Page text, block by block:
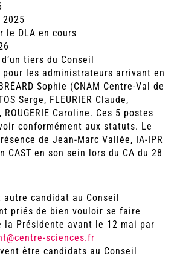
le DLA en cours
tiers du Conseil
pour les administrateurs arrivant en
Sophie (CNAM Centre-Val de
Serge, FLEURIER Claude,
ROUGERIE Caroline. Ces 5 postes
conformément aux statuts. Le
de Jean-Marc Vallée, IA-IPR
CAST en son sein lors du CA du 28
candidat au Conseil
priés de bien vouloir se faire
la Présidente avant le 12 mai par
sciences.fr
être candidats au Conseil